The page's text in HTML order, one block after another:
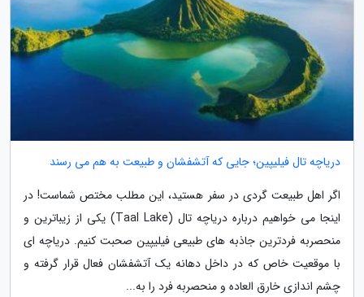
دریاچه تال فیلیپین؛ جایی که آتشفشان و طبیعت به هم می رسند
اگر اهل طبیعت گردی در سفر هستید، این مطلب مختص شماست! در
اینجا می خواهیم درباره دریاچه تال (Taal Lake) یکی از زیباترین و
منحصربه فردترین جاذبه های طبیعی فیلیپین صحبت کنیم. دریاچه ای
با موقعیت خاص که در داخل دهانه یک آتشفشان فعال قرار گرفته و
چشم اندازی خارق العاده و منحصربه فرد را به...